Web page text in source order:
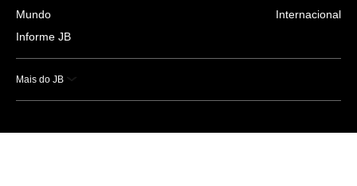
Mundo
Informe JB
Internacional
Mais do JB
Esportes